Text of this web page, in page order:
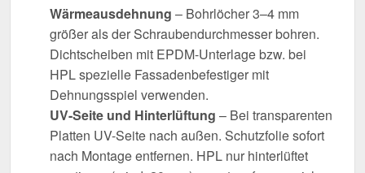
Wärmeausdehnung – Bohrlöcher 3–4 mm
größer als der Schraubendurchmesser bohren.
Dichtscheiben mit EPDM-Unterlage bzw. bei
HPL spezielle Fassadenbefestiger mit
Dehnungsspiel verwenden.
UV-Seite und Hinterlüftung – Bei transparenten
Platten UV-Seite nach außen. Schutzfolie sofort
nach Montage entfernen. HPL nur hinterlüftet